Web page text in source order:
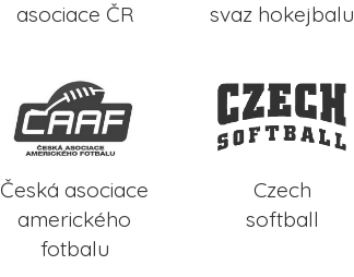
asociace ČR
svaz hokejbalu
Česká asociace
amerického
fotbalu
Czech
softball